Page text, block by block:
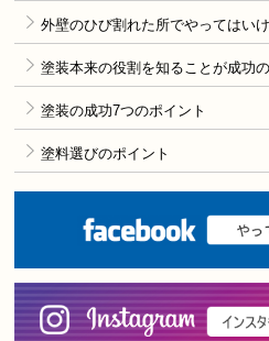
外壁のひび割れた所でやってはい
塗装本来の役割を知ることが成功
塗装の成功7つのポイント
塗料選びのポイント